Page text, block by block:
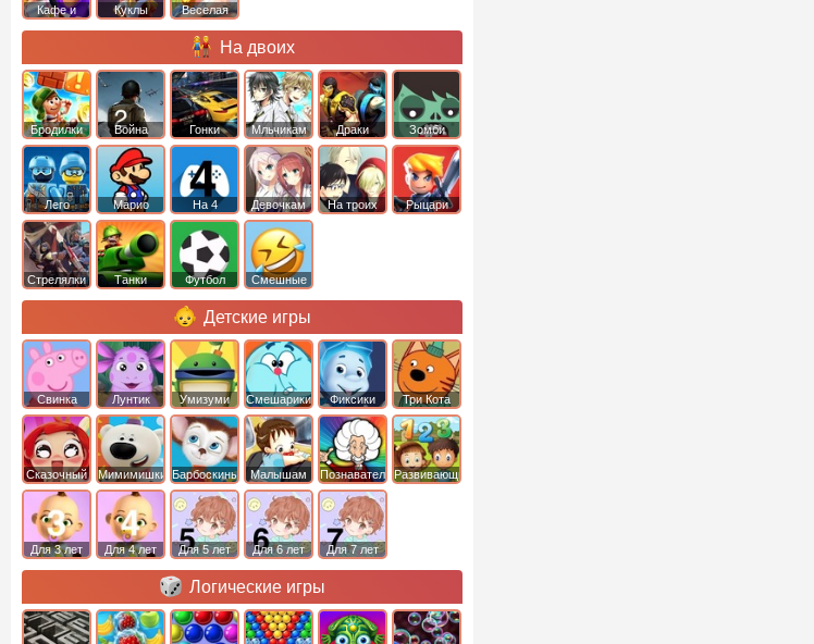
Кафе и
Куклы
Веселая
На двоих
Бродилки Война Гонки Мльчикам Драки Зомби
Лего Марио На 4 Девочкам На троих Рыцари
Стрелялки Танки Футбол Смешные
Детские игры
Свинка
Пеппа
Лунтик Умизуми Смешарики Фиксики Три Кота
Сказочный
патруль
Мимимишки Барбоскины Малышам ПознавательныеРазвивающие
Для 3 лет Для 4 лет Для 5 лет Для 6 лет Для 7 лет
Логические игры